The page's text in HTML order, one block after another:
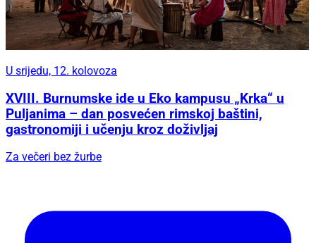
U srijedu, 12. kolovoza
XVIII. Burnumske ide u Eko kampusu „Krka“ u
Puljanima – dan posvećen rimskoj baštini,
gastronomiji i učenju kroz doživljaj
Za večeri bez žurbe